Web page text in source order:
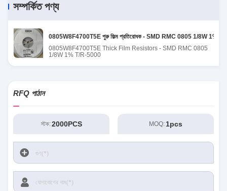
সম্পর্কিত পণ্য
0805W8F4700T5E পুরু ফিল্ম প্রতিরোধক - SMD RMC 0805 1/8W 1%
0805W8F4700T5E Thick Film Resistors - SMD RMC 0805
1/8W 1% T/R-5000
RFQ পাঠান
স্টক:2000PCS MOQ: 1pcs